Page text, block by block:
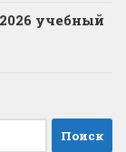
учебный